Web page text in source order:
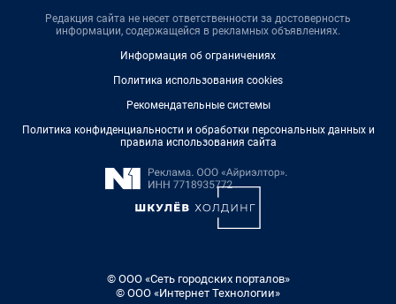
Редакция сайта не несет ответственности за достоверность
информации, содержащейся в рекламных объявлениях.
Информация об ограничениях
Политика использования cookies
Рекомендательные системы
Политика конфиденциальности и обработки персональных данных и
правила использования сайта
© ООО «Сеть городских порталов»
© ООО «Интернет Технологии»